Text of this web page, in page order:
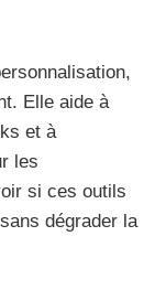
Elle aide à
et à
les
si ces outils
dégrader la